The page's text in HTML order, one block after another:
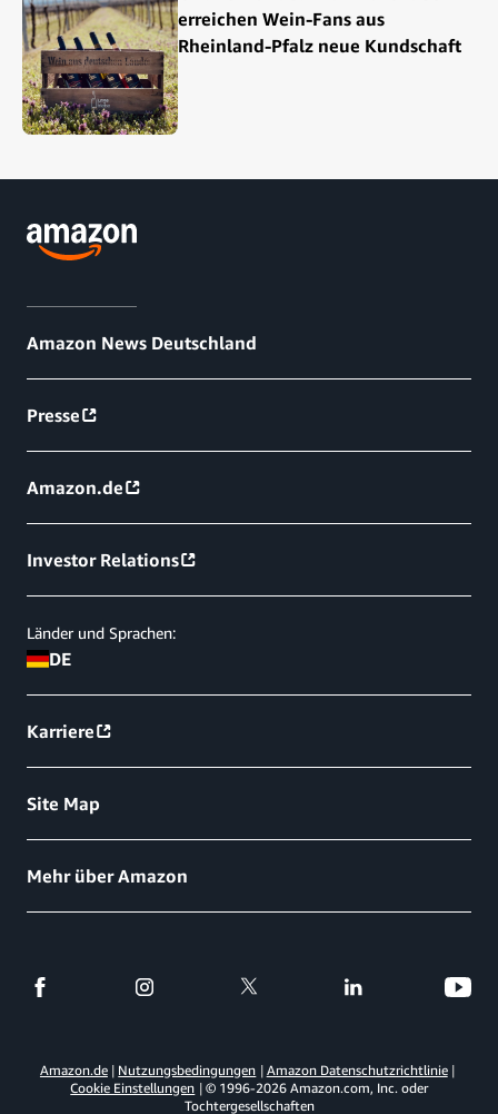
erreichen Wein-Fans aus
Rheinland-Pfalz neue Kundschaft
Amazon News Deutschland
Presse
Amazon.de
Investor Relations
Länder und Sprachen:
DE
Karriere
Site Map
Mehr über Amazon
Amazon.de Nutzungsbedingungen
Amazon Datenschutzrichtlinie
Cookie Einstellungen
© 1996-2026 Amazon.com, Inc. oder
Tochtergesellschaften